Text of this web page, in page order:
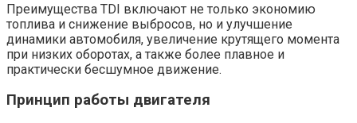
Преимущества TDI включают не только экономию
топлива и снижение выбросов, но и улучшение
динамики автомобиля, увеличение крутящего момента
при низких оборотах, а также более плавное и
практически бесшумное движение.
Принцип работы двигателя